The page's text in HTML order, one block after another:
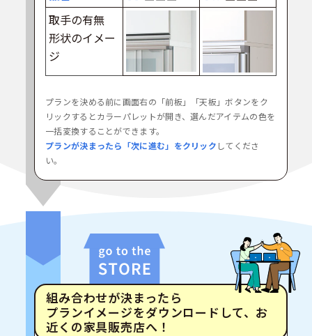
取手の有無
形状のイメー
ジ
プランを決める前に画面右の「前板」「天板」ボタンをク
リックするとカラーパレットが開き、選んだアイテムの色を
一括変換することができます。
プランが決まったら「次に進む」をクリック してくださ
い。
組み合わせが決まったら
プランイメージをダウンロードして、 お
近くの家具販売店へ！